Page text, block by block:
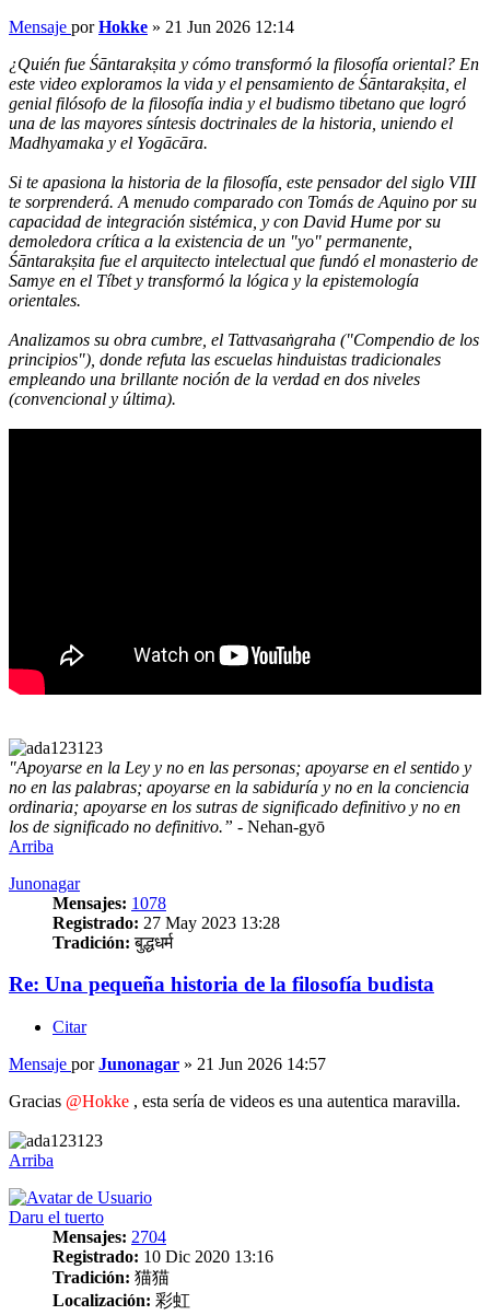
Mensaje porHokke » 21 Jun 2026 12:14
¿Quién fue Śāntarakṣita y cómo transformó la filosofía oriental? En
este video exploramos la vida y el pensamiento de Śāntarakṣita, el
genial filósofo de la filosofía india y el budismo tibetano que logró
una de las mayores síntesis doctrinales de la historia, uniendo el
Madhyamaka y el Yogācāra.
Si te apasiona la historia de la filosofía, este pensador del siglo VIII
te sorprenderá. A menudo comparado con Tomás de Aquino por su
capacidad de integración sistémica, y con David Hume por su
demoledora crítica a la existencia de un "yo" permanente,
Śāntarakṣita fue el arquitecto intelectual que fundó el monasterio de
Samye en el Tíbet y transformó la lógica y la epistemología
orientales.
Analizamos su obra cumbre, el Tattvasaṅgraha ("Compendio de los
principios"), donde refuta las escuelas hinduistas tradicionales
empleando una brillante noción de la verdad en dos niveles
(convencional y última).
"Apoyarse en la Ley y no en las personas; apoyarse en el sentido y
no en las palabras; apoyarse en la sabiduría y no en la conciencia
ordinaria; apoyarse en los sutras de significado definitivo y no en
los de significado no definitivo.” - Nehan-gyō
Arriba
Junonagar
Mensajes: 1078
Registrado: 27 May 2023 13:28
Tradición: बुद्धधर्म
Re: Una pequeña historia de la filosofía budista
Citar
Mensaje porJunonagar » 21 Jun 2026 14:57
Gracias @Hokke , esta sería de videos es una autentica maravilla.
Arriba
Daru el tuerto
Mensajes: 2704
Registrado: 10 Dic 2020 13:16
Tradición: 猫猫
Localización: 彩虹